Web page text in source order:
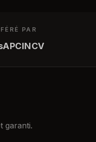
PAR
APCINCV
garanti.